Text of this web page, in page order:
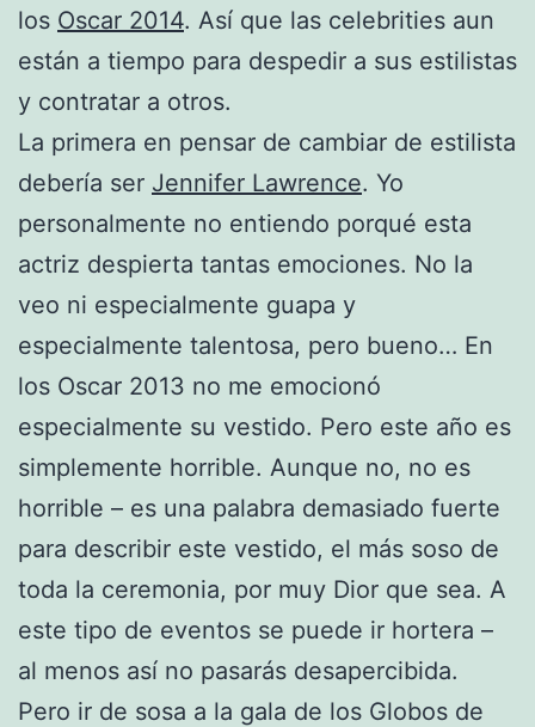
los Oscar 2014. Así que las celebrities aun
están a tiempo para despedir a sus estilistas
y contratar a otros.
La primera en pensar de cambiar de estilista
debería ser Jennifer Lawrence. Yo
personalmente no entiendo porqué esta
actriz despierta tantas emociones. No la
veo ni especialmente guapa y
especialmente talentosa, pero bueno… En
los Oscar 2013 no me emocionó
especialmente su vestido. Pero este año es
simplemente horrible. Aunque no, no es
horrible – es una palabra demasiado fuerte
para describir este vestido, el más soso de
toda la ceremonia, por muy Dior que sea. A
este tipo de eventos se puede ir hortera –
al menos así no pasarás desapercibida.
Pero ir de sosa a la gala de los Globos de